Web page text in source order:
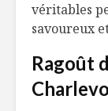
véritables
savoureux
Ragoût